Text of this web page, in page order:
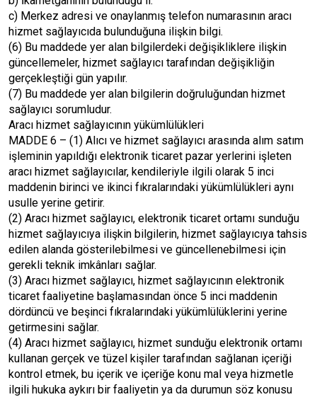
c) Merkez adresi ve onaylanmış telefon numarasının aracı
hizmet sağlayıcıda bulunduğuna ilişkin bilgi.
(6) Bu maddede yer alan bilgilerdeki değişikliklere ilişkin
güncellemeler, hizmet sağlayıcı tarafından değişikliğin
gerçekleştiği gün yapılır.
(7) Bu maddede yer alan bilgilerin doğruluğundan hizmet
sağlayıcı sorumludur.
Aracı hizmet sağlayıcının yükümlülükleri
MADDE 6 – (1) Alıcı ve hizmet sağlayıcı arasında alım satım
işleminin yapıldığı elektronik ticaret pazar yerlerini işleten
aracı hizmet sağlayıcılar, kendileriyle ilgili olarak 5 inci
maddenin birinci ve ikinci fıkralarındaki yükümlülükleri aynı
usulle yerine getirir.
(2) Aracı hizmet sağlayıcı, elektronik ticaret ortamı sunduğu
hizmet sağlayıcıya ilişkin bilgilerin, hizmet sağlayıcıya tahsis
edilen alanda gösterilebilmesi ve güncellenebilmesi için
gerekli teknik imkânları sağlar.
(3) Aracı hizmet sağlayıcı, hizmet sağlayıcının elektronik
ticaret faaliyetine başlamasından önce 5 inci maddenin
dördüncü ve beşinci fıkralarındaki yükümlülüklerini yerine
getirmesini sağlar.
(4) Aracı hizmet sağlayıcı, hizmet sunduğu elektronik ortamı
kullanan gerçek ve tüzel kişiler tarafından sağlanan içeriği
kontrol etmek, bu içerik ve içeriğe konu mal veya hizmetle
ilgili hukuka aykırı bir faaliyetin ya da durumun söz konusu